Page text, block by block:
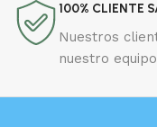
100% CLIENTE
Nuestros
nuestro